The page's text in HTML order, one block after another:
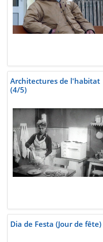
Architectures de l'habitat
(4/5)
Dia de Festa (Jour de fête)